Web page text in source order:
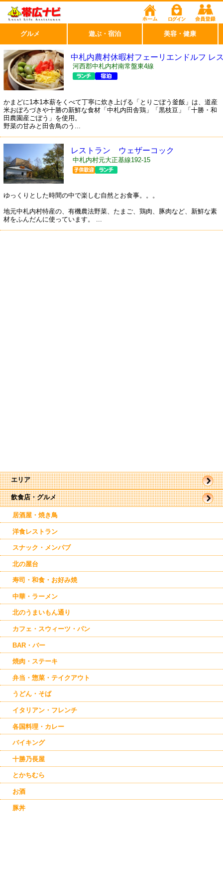
飲食店・グルメ
居酒屋・焼き鳥
洋食レストラン
スナック・メンパブ
北の屋台
寿司・和食・お好み焼
中華・ラーメン
北のうまいもん通り
カフェ・スウィーツ・パン
BAR・バー
焼肉・ステーキ
弁当・惣菜・テイクアウト
うどん・そば
イタリアン・フレンチ
各国料理・カレー
バイキング
十勝乃長屋
とかちむら
お酒
豚丼
エリア
帯広市
駅近郊
駅周辺
東帯広
西帯広
南帯広
音更
幕別
芽室
池田
清水
鹿追
士幌
上士幌
新得
本別
足寄
中札内
大樹
中札内農村休暇村フェーリエンドルフ レ
トラン「ミュンヒハウゼン」
河西郡中札内村南常盤東4線
かまどに1本1本薪をくべて丁寧に炊き上げる「とりごぼう釜飯」は、道産
米おぼろづきや十勝の新鮮な食材「中札内田舎鶏」「黒枝豆」「十勝・和
田農園産ごぼう」を使用。
野菜の甘みと田舎鳥のう...
レストラン ウェザーコック
中札内村元大正基線192-15
ゆっくりとした時間の中で楽しむ自然とお食事。。。
地元中札内村特産の、有機農法野菜、たまご、鶏肉、豚肉など、新鮮な素
材をふんだんに使っています。 ...
グルメ 遊ぶ・宿泊 美容・健康